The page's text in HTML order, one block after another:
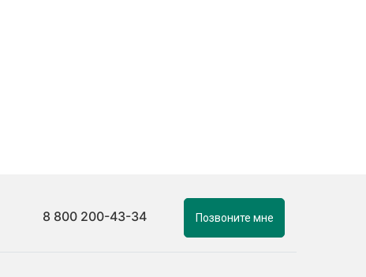
8 800 200-43-34 Позвоните мне